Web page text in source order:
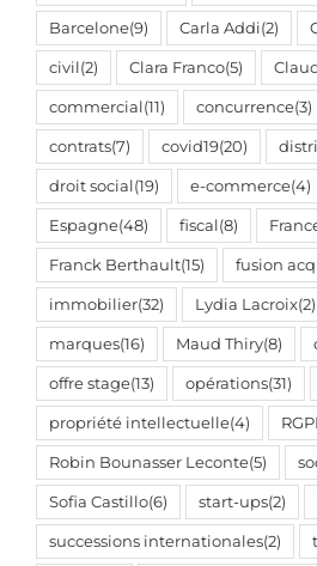
Barcelone(9) Carla Addi(2)
civil (2) Clara Franco(5)
commercial (11) concurrence(3)
contrats(7) covid19(20)
droit social (19) e-commerce(4)
Espagne(48) fiscal (8)
Franck Berthault(15) fusion
immobilier(32) Lydia Lacroix(2)
marques(16) Maud Thiry(8)
offre stage(13) opérations(31)
propriété intellectuelle(4)
Robin Bounasser Leconte(5)
Sofia Castillo(6) start-ups(2)
successions internationales(2)